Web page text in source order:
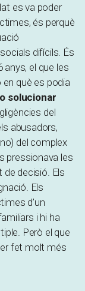
es va poder
és perquè
difícils. És
anys, el que les
què es podia
solucionar
del
abusadors,
del complex
pressionava les
decisió. Els
Els
d’un
i hi ha
Però el que
fet molt més